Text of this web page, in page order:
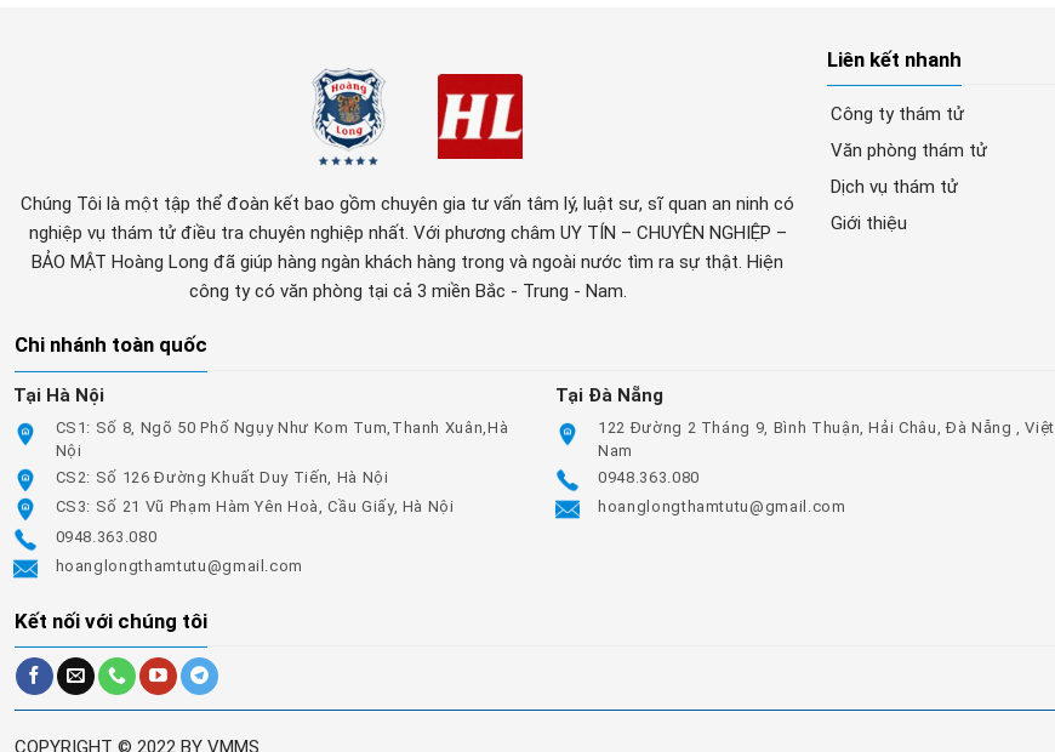
Chúng Tôi là một tập thể đoàn kết bao gồm chuyên gia tư vấn tâm lý, luật sư, sĩ quan an ninh có
nghiệp vụ thám tử điều tra chuyên nghiệp nhất. Với phương châm UY TÍN – CHUYÊN NGHIỆP –
BẢO MẬT Hoàng Long đã giúp hàng ngàn khách hàng trong và ngoài nước tìm ra sự thật. Hiện
công ty có văn phòng tại cả 3 miền Bắc - Trung - Nam.
Liên kết nhanh
Công ty thám tử
Văn phòng thám tử
Dịch vụ thám tử
Giới thiệu
Chi nhánh toàn quốc
Tại Hà Nội
CS1: Số 8, Ngõ 50 Phố Ngụy Như Kom Tum,Thanh Xuân,Hà
Nội
CS2: Số 126 Đường Khuất Duy Tiến, Hà Nội
CS3: Số 21 Vũ Phạm Hàm Yên Hoà, Cầu Giấy, Hà Nội
0948.363.080
hoanglongthamtutu@gmail.com
Tại Đà Nẵng
122 Đường 2 Tháng 9, Bình Thuận, Hải Châu, Đà Nẵng , Việt
Nam
0948.363.080
hoanglongthamtutu@gmail.com
Kết nối với chúng tôi
COPYRIGHT © 2022 BY VMMS